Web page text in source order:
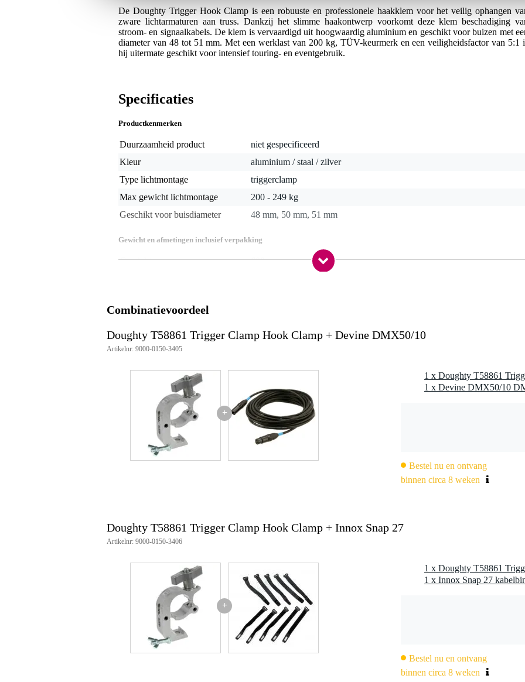
De Doughty Trigger Hook Clamp is een robuuste en professionele haakklem voor het veilig ophangen
zware lichtarmaturen aan truss. Dankzij het slimme haakontwerp voorkomt deze klem beschadiging
stroom- en signaalkabels. De klem is vervaardigd uit hoogwaardig aluminium en geschikt voor buizen met
diameter van 48 tot 51 mm. Met een werklast van 200 kg, TÜV-keurmerk en een veiligheidsfactor van 5:1
hij uitermate geschikt voor intensief touring- en eventgebruik.
Specificaties
Productkenmerken
Duurzaamheid product
niet gespecificeerd
Kleur
aluminium / staal / zilver
Type lichtmontage
triggerclamp
Max gewicht lichtmontage
200 - 249 kg
Geschikt voor buisdiameter
48 mm, 50 mm, 51 mm
Gewicht en afmetingen inclusief verpakking
Gewicht(incl. verpakking)
600 gr
Productspecificaties
aantal stuks: 1
meegeleverd: m12 x 45 bout en vleugelmoer
geschikt voor buisdiameter: 48 – 51 mm
maximale werklast (wll): 200 kg
veiligheidsfactor: 5:1
materiaal body: aw6082 t6 aluminium
materiaal rolpennen: roestvrij staal
materiaal oogbout: staal klasse 8.8
afwerking: gepolijst zilver of zwart gepoedercoat
montage: handvast aantrekken
keuring: tüv goedgekeurd
gewicht: 0,58 kg
Combinatievoordeel
Doughty T58861 Trigger Clamp Hook Clamp + Devine DMX50/10
Artikelnr: 9000-0150-3405
+
1 x Doughty T58861
Bestel nu en ontvang
binnen circa 8 weken
Doughty T58861 Trigger Clamp Hook Clamp + Innox Snap 27
Artikelnr: 9000-0150-3406
+
1 x Doughty T58861
Bestel nu en ontvang
binnen circa 8 weken